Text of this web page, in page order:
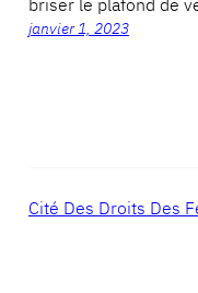
janvier 1, 2023
Cité Des Droits Des